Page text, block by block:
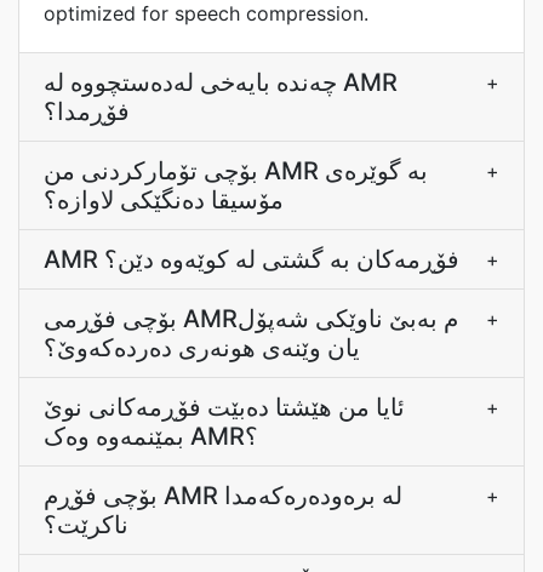
optimized for speech compression.
چەندە بایەخی لەدەستچووە لە AMR
فۆڕمدا؟
+
بۆچی تۆمارکردنی من AMR بە گوێرەی
مۆسیقا دەنگێکی لاوازە؟
+
AMR فۆڕمەکان بە گشتی لە کوێەوە دێن؟ +
بۆچی فۆڕمی AMRم بەبێ ناوێکی شەپۆل
یان وێنەی هونەری دەردەکەوێ؟
+
ئایا من هێشتا دەبێت فۆڕمەکانی نوێ
بمێنمەوە وەک AMR؟
+
بۆچی فۆڕم AMR لە برەودەرەکەمدا
ناکرێت؟
+